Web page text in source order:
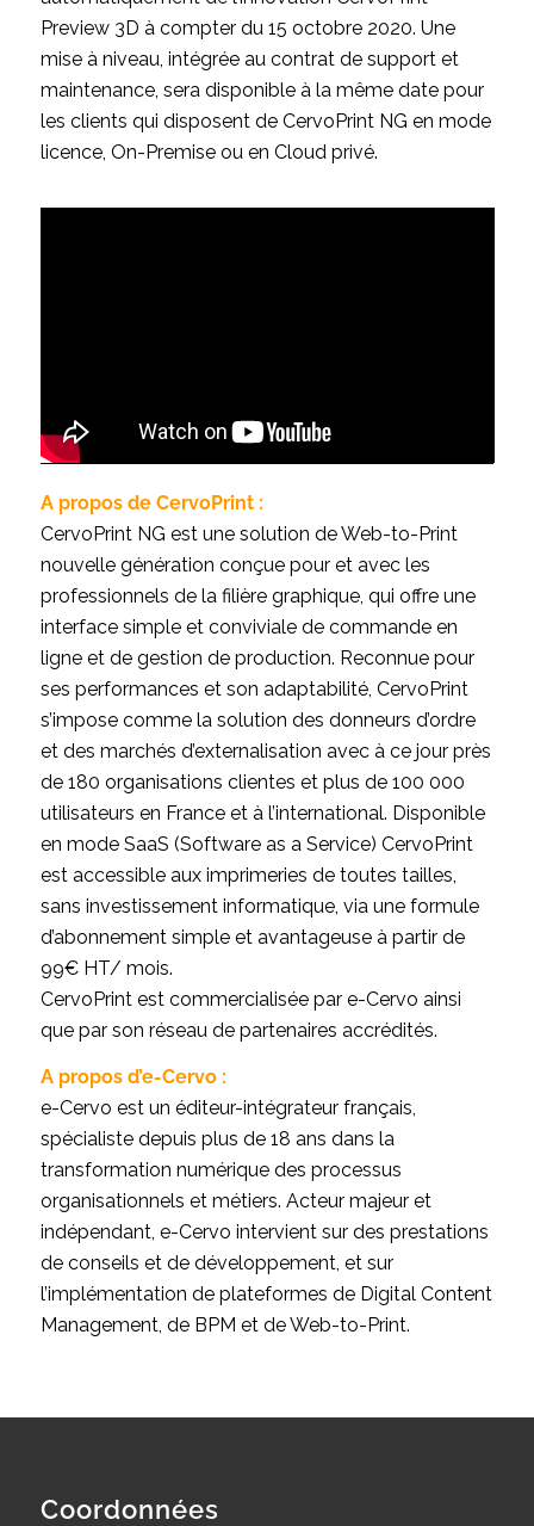
Preview 3D à compter du 15 octobre 2020. Une
mise à niveau, intégrée au contrat de support et
maintenance, sera disponible à la même date pour
les clients qui disposent de CervoPrint NG en mode
licence, On-Premise ou en Cloud privé.
A propos de CervoPrint :
CervoPrint NG est une solution de Web-to-Print
nouvelle génération conçue pour et avec les
professionnels de la filière graphique, qui offre une
interface simple et conviviale de commande en
ligne et de gestion de production. Reconnue pour
ses performances et son adaptabilité, CervoPrint
s’impose comme la solution des donneurs d’ordre
et des marchés d’externalisation avec à ce jour près
de 180 organisations clientes et plus de 100 000
utilisateurs en France et à l’international. Disponible
en mode SaaS (Software as a Service) CervoPrint
est accessible aux imprimeries de toutes tailles,
sans investissement informatique, via une formule
d’abonnement simple et avantageuse à partir de
99€ HT/ mois.
CervoPrint est commercialisée par e-Cervo ainsi
que par son réseau de partenaires accrédités.
A propos d’e-Cervo :
e-Cervo est un éditeur-intégrateur français,
spécialiste depuis plus de 18 ans dans la
transformation numérique des processus
organisationnels et métiers. Acteur majeur et
indépendant, e-Cervo intervient sur des prestations
de conseils et de développement, et sur
l’implémentation de plateformes de Digital Content
Management, de BPM et de Web-to-Print.
Coordonnées